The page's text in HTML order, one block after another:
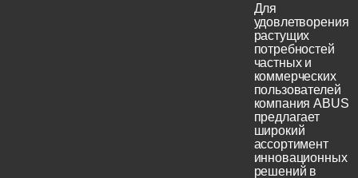
Для
удовлетворения
растущих
потребностей
частных и
коммерческих
пользователей
компания ABUS
предлагает
широкий
ассортимент
инновационных
решений в